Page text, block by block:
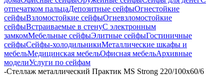
отпечатком пальцаДепозитные сейфыОгнестойкие
сейфыВзломостойкие сейфыОгневзломостойкие
сейфыВстраиваемые в стенуС электронным
замкомМебельные сейфыЭлитные сейфыГостиничные
сейфыСейфы-холодильникиМеталлические шкафы и
мебельМедицинская мебельОфисная мебельАрхивные
моделиУслуги по сейфам
-Стеллаж металлический Практик MS Strong 220/100x60/6